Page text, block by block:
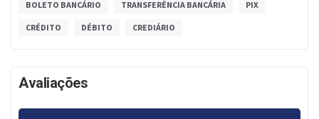
BOLETO BANCÁRIO TRANSFERÊNCIA BANCÁRIA PIX
CRÉDITO DÉBITO CREDIÁRIO
Avaliações